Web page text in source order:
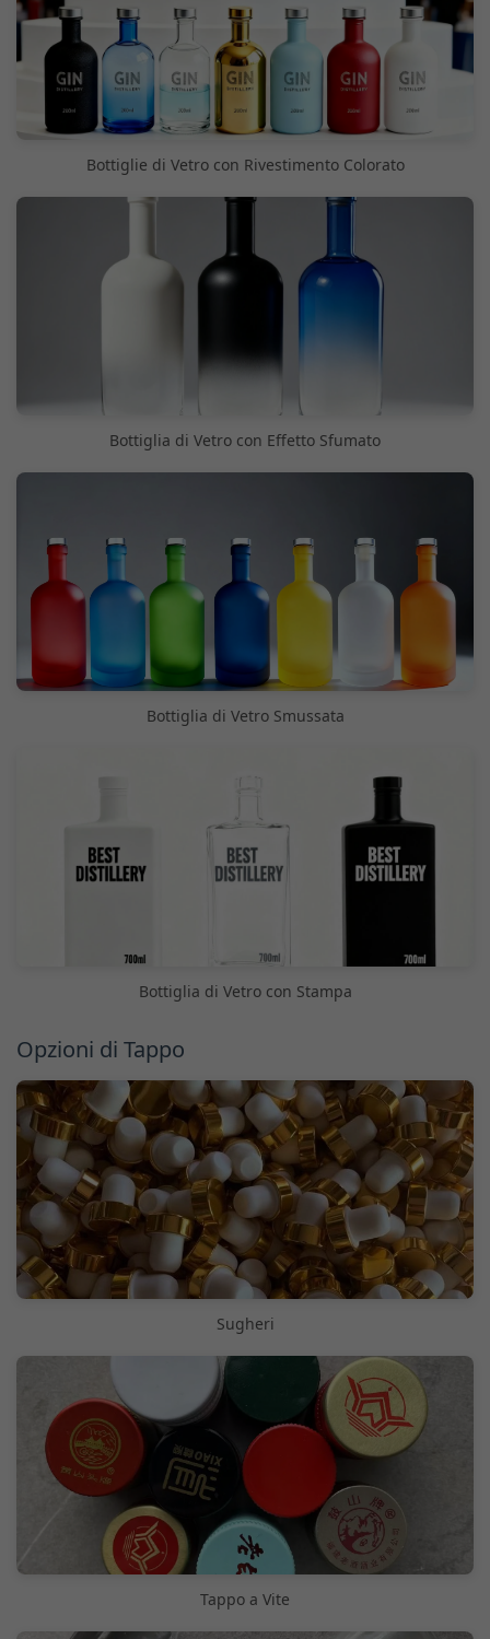
Bottiglie di Vetro con Rivestimento Colorato
Bottiglia di Vetro con Effetto Sfumato
Bottiglia di Vetro Smussata
Bottiglia di Vetro con Stampa
Opzioni di Tappo
Sugheri
Tappo a Vite